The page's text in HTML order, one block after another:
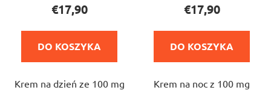
wynosi
4,7
na
gwiazdek.
€17,90
DO KOSZYKA
Krem na dzień ze 100 mg
wynosi
5,0
na
gwiazdek.
€17,90
DO KOSZYKA
Krem na noc z 100 mg